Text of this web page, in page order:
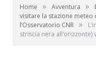
Home » Avventura »
visitare la stazione meteo
l’Osservatorio CNR »
striscia nera